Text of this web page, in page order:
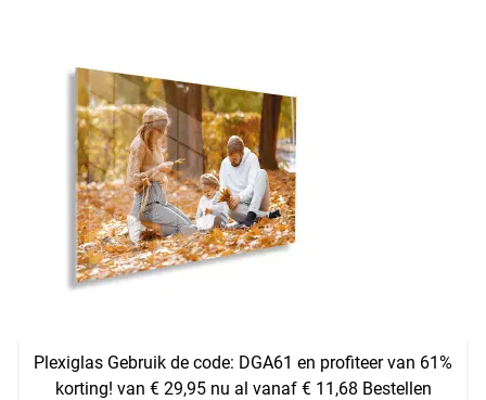
Plexiglas Gebruik de code: DGA61 en profiteer van 61%
korting! van € 29,95 nu al vanaf € 11,68 Bestellen